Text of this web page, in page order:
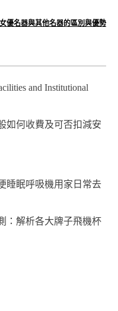
女優名器與其他名器的區別與優勢
and Institutional
如何收費及可否扣減安
睡眠呼吸機用家日常去
：解析各大牌子飛機杯